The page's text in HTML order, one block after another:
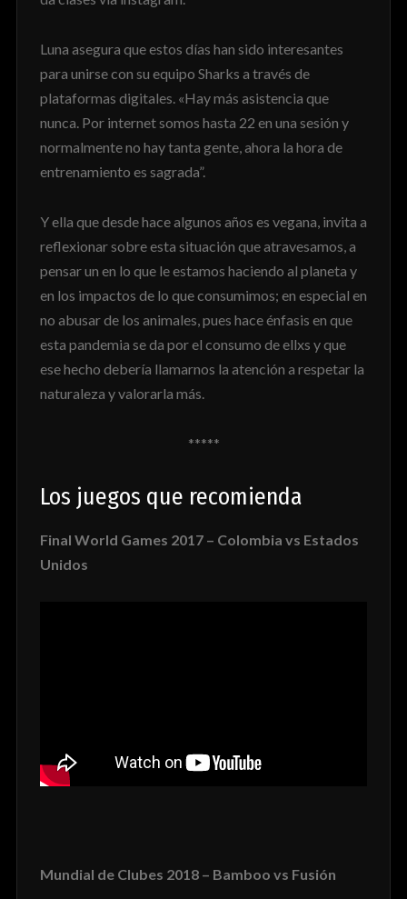
Luna asegura que estos días han sido interesantes
para unirse con su equipo Sharks a través de
plataformas digitales. «Hay más asistencia que
nunca. Por internet somos hasta 22 en una sesión y
normalmente no hay tanta gente, ahora la hora de
entrenamiento es sagrada”.
Y ella que desde hace algunos años es vegana, invita a
reflexionar sobre esta situación que atravesamos, a
pensar un en lo que le estamos haciendo al planeta y
en los impactos de lo que consumimos; en especial en
no abusar de los animales, pues hace énfasis en que
esta pandemia se da por el consumo de ellxs y que
ese hecho debería llamarnos la atención a respetar la
naturaleza y valorarla más.
*****
Los juegos que recomienda
Final World Games 2017 – Colombia vs Estados
Unidos
Mundial de Clubes 2018 – Bamboo vs Fusión